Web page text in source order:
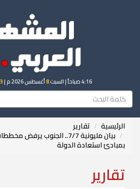
4:16 صباحاً | السبت8أغسطس 2026 م |
الرئيسية تقارير
بيان مليونية 7/7.. الجنوب
بمبادئ استعادة الدولة
تقارير